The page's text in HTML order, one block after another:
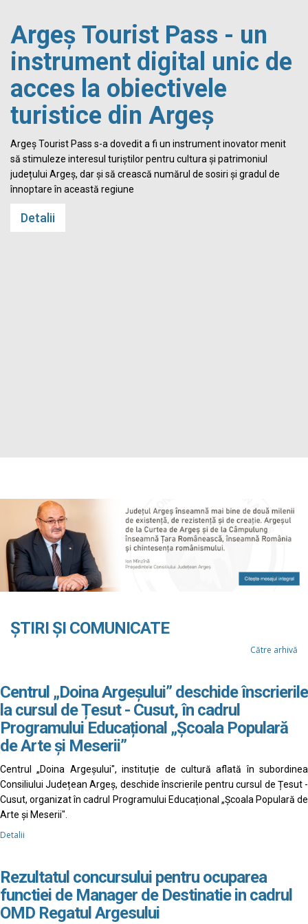
Argeș Tourist Pass - un
instrument digital unic de
acces la obiectivele
turistice din Argeș
Argeș Tourist Pass s-a dovedit a fi un instrument inovator menit
să stimuleze interesul turiștilor pentru cultura și patrimoniul
județului Argeș, dar și să crească numărul de sosiri și gradul de
înnoptare în această regiune
Detalii
ȘTIRI ȘI COMUNICATE
Către arhivă
Centrul „Doina Argeșului” deschide înscrierile
la cursul de Țesut - Cusut, în cadrul
Programului Educațional „Școala Populară
de Arte și Meserii”
Centrul „Doina Argeșului", instituție de cultură aflată în subordinea
Consiliului Județean Argeș, deschide înscrierile pentru cursul de Țesut -
Cusut, organizat în cadrul Programului Educațional „Școala Populară de
Arte și Meserii".
Detalii
Rezultatul concursului pentru ocuparea
functiei de Manager de Destinatie in cadrul
OMD Regatul Argesului